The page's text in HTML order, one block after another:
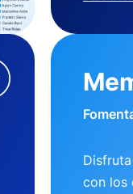
con los